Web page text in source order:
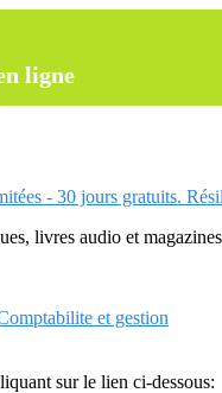
ligne
- 30 jours gratuits.
livres audio et
et gestion
sur le lien ci-dessous: